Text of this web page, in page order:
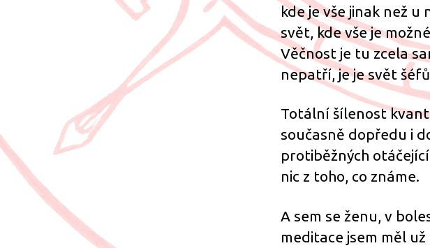
kde je vše jinak než
svět, kde vše je
Věčnost je tu zcela
nepatří, je je svět
Totální šílenost
současně dopředu i
protiběžných
nic z toho, co známe.
A sem se ženu, v
meditace jsem měl